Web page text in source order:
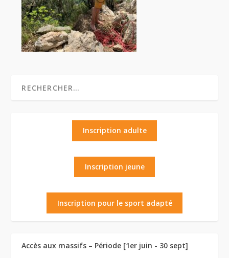
Inscription adulte
Inscription jeune
Inscription pour le sport adapté
Accès aux massifs – Période [1er juin - 30 sept]